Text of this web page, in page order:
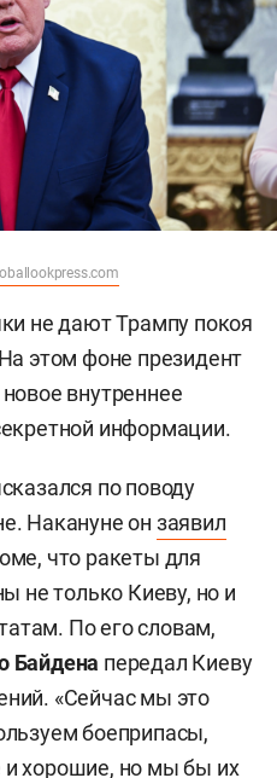
не дают Трампу покоя
этом фоне президент
внутреннее
информации.
по поводу
Накануне он заявил
что ракеты для
не только Киеву, но и
По его словам,
Байдена передал Киеву
«Сейчас мы это
боеприпасы,
хорошие, но мы бы их